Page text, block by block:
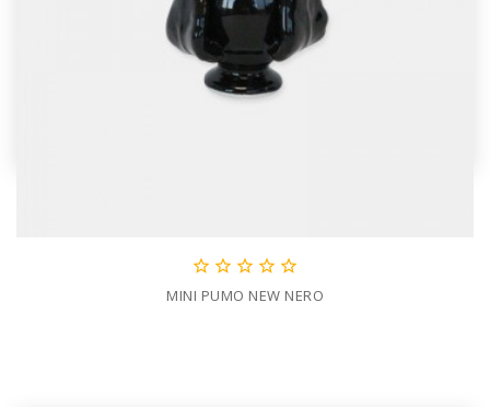
    
MINI PUMO NEW NERO